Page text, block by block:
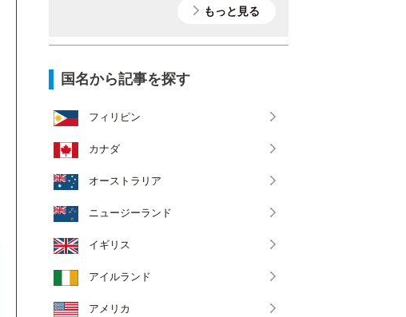
もっと見る
国名から記事を探す
フィリピン
カナダ
オーストラリア
ニュージーランド
イギリス
アイルランド
アメリカ